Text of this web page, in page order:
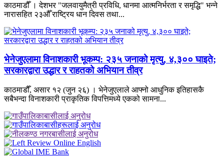
काठमाडौँ । देशभर "जलवायुमैत्री प्रविधि, धानमा आत्मनिर्भरता र समृद्धि" भन्ने
नारासहित २३औँ राष्ट्रिय धान दिवस तथा...
भेनेजुएलामा विनाशकारी भूकम्प: २३५ जनाको मृत्यु, ४,३०० घाइते;
सरकारद्वारा उद्धार र राहतको अभियान तीव्र
काठमाडौँ, असार १२ (जुन २६) । भेनेजुएलाले आफ्नो आधुनिक इतिहासकै
सबैभन्दा विनाशकारी प्राकृतिक विपत्तिमध्ये एकको सामना...